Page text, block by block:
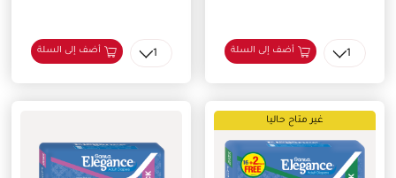
1 أضف إلى السلة 1 أضف إلى السلة
غير متاح حاليا